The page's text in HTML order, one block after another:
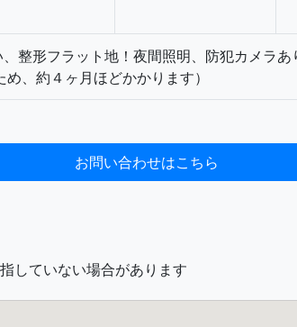
、整形フラット地！夜間照明、防犯カメラ
、約４ヶ月ほどかかります）
していない場合があります